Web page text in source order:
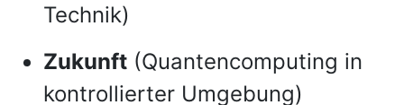
Technik)
Zukunft (Quantencomputing in
kontrollierter Umgebung)